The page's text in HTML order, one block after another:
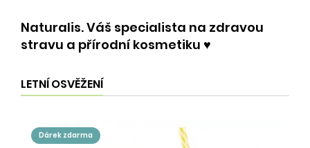
Naturalis. Váš specialista na zdravou
stravu a přírodní kosmetiku ♥️
LETNÍ OSVĚŽENÍ
dárek zdarma